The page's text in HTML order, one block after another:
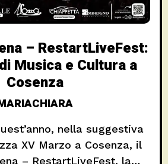
– RestartLiveFest:
Musica e Cultura a
Cosenza
nella suggestiva
XV Marzo a Cosenza, il
– RestartLiveFest, la